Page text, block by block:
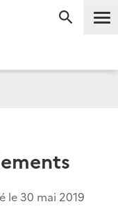
le 30 mai 2019